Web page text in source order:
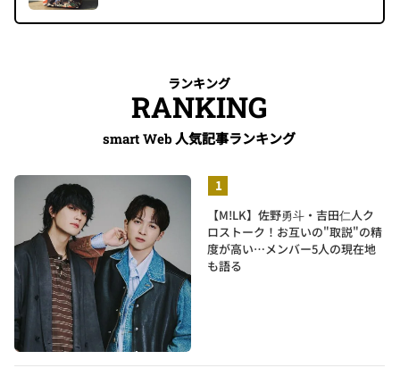
ランキング
RANKING
smart Web 人気記事ランキング
【M!LK】佐野勇斗・吉田仁人ク
ロストーク！お互いの"取説"の精
度が高い…メンバー5人の現在地
も語る